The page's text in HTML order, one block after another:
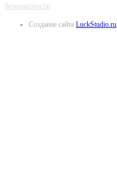
безопасности
Создание сайта LuckStudio.ru